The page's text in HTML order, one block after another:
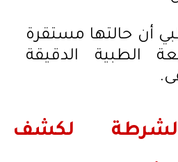
أن حالتها مستقرة
الطبية الدقيقة
لكشف